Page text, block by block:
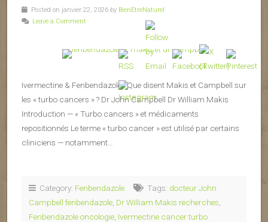
Posted on janvier 22, 2026 by BienEtreNaturel
Leave a Comment
Ivermectine & Fenbendazole : Que disent Makis et Campbell sur
les « turbo cancers » ? Dr John Campbell Dr William Makis
Introduction — « Turbo cancers » et médicaments
repositionnés Le terme « turbo cancer » est utilisé par certains
cliniciens — notamment…
Category: Fenbendazole Tags: docteur John
Campbell fenbendazole Dr William Makis recherches
Fenbendazole oncologie Ivermectine cancer turbo